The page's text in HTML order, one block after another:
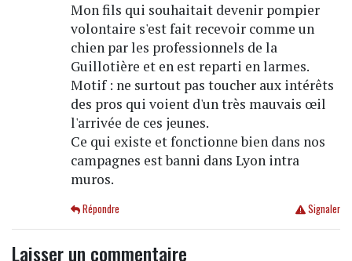
Mon fils qui souhaitait devenir pompier
volontaire s'est fait recevoir comme un
chien par les professionnels de la
Guillotière et en est reparti en larmes.
Motif : ne surtout pas toucher aux intérêts
des pros qui voient d'un très mauvais œil
l'arrivée de ces jeunes.
Ce qui existe et fonctionne bien dans nos
campagnes est banni dans Lyon intra
muros.
Signaler
Répondre
Laisser un commentaire